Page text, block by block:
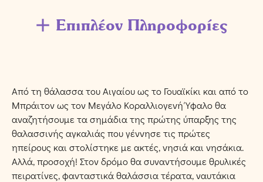
Επιπλέον Πληροφορίες
Από τη θάλασσα του Αιγαίου ως το Γουαϊκίκι και από το
Μπράιτον ως τον Μεγάλο Κοραλλιογενή Ύφαλο θα
αναζητήσουμε τα σημάδια της πρώτης ύπαρξης της
θαλασσινής αγκαλιάς που γέννησε τις πρώτες
ηπείρους και στολίστηκε με ακτές, νησιά και νησάκια.
Αλλά, προσοχή! Στον δρόμο θα συναντήσουμε θρυλικές
πειρατίνες, φανταστικά θαλάσσια τέρατα, ναυτάκια